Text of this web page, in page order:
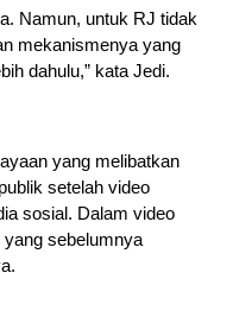
Namun, untuk RJ tidak
mekanismenya yang
dahulu,” kata Jedi.
yang melibatkan
setelah video
sosial. Dalam video
sebelumnya